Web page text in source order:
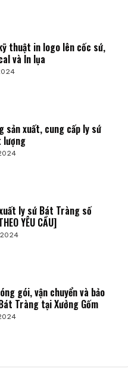
thuật in logo lên cốc sứ,
và In lụa
sản xuất, cung cấp ly sứ
lượng
ly sứ Bát Tràng số
YÊU CẦU]
2024
gói, vận chuyển và bảo
Tràng tại Xưởng Gốm